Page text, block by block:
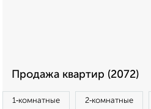
Продажа квартир (2072)
1‑комнатные 2‑комнатные